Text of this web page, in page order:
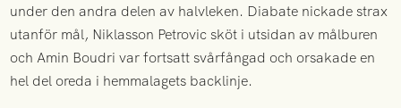
under den andra delen av halvleken. Diabate nickade strax
utanför mål, Niklasson Petrovic sköt i utsidan av målburen
och Amin Boudri var fortsatt svårfångad och orsakade en
hel del oreda i hemmalagets backlinje.